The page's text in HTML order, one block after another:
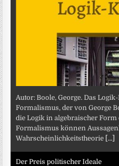
Autor: Boole, George. Das
Formalismus, der von George
die Logik in algebraischer
Formalismus können
Wahrscheinlichkeitstheorie [...]
Der Preis politischer Ideale